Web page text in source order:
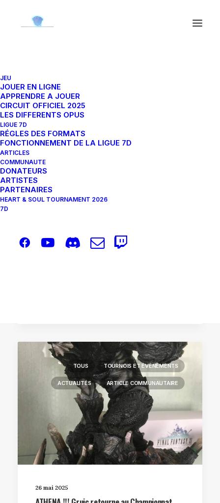
JEU
JOUER EN LIGNE
APPRENDRE A JOUER
CIRCUIT OFFICIEL 2025
LES DIFFERENTS OPUS
LIGUE 7D
RÉGLES DES FORMATS
FONCTIONNEMENT DE LA LIGUE 7D
ARTICLES
COMMUNAUTE
DONATEURS
ARTISTES
PARTENAIRES
HEART & SOUL TOURNAMENT 2026
7D
ACTUALITÉS ARTICLE COMMUNAUTAIRE
3 juin 2025
TOUS TOURNOIS ET ÉVÈNEMENTS
ACTUALITÉS ARTICLE COMMUNAUTAIRE
26 mai 2025